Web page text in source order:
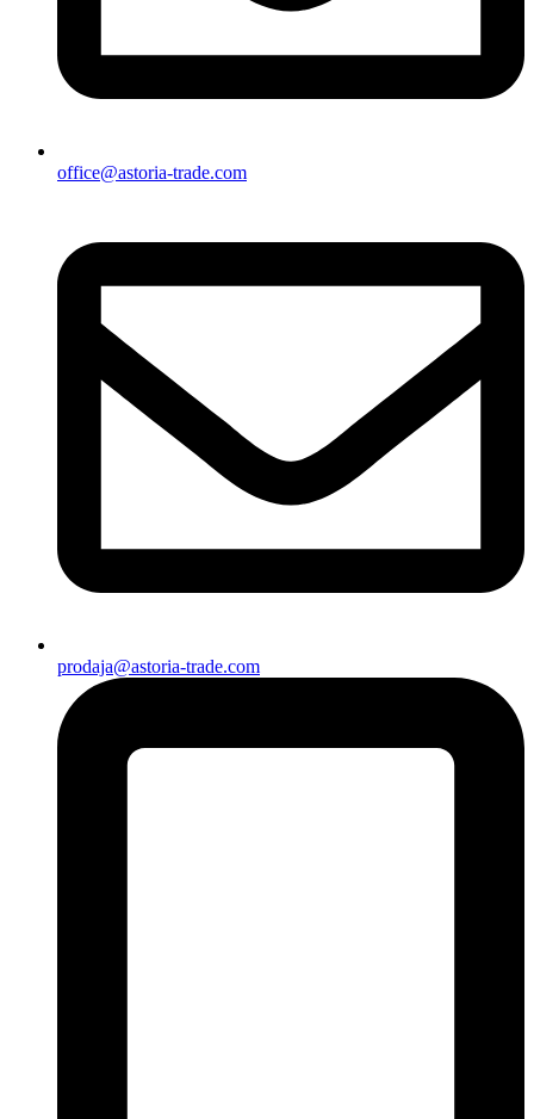
office@astoria-trade.com
prodaja@astoria-trade.com